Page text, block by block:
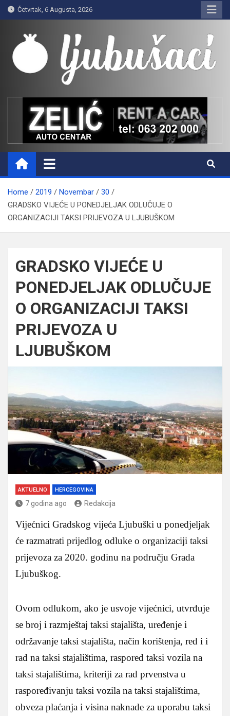
Skip
to
content
Četvrtak, 6 Augusta, 2026
Ljubušaci
Svom voljenom gradu
Home 2019 Novembar
30
GRADSKO VIJEĆE U PONEDJELJAK ODLUČUJE O
ORGANIZACIJI TAKSI PRIJEVOZA U LJUBUŠKOM
GRADSKO VIJEĆE U
PONEDJELJAK ODLUČUJE
O ORGANIZACIJI TAKSI
PRIJEVOZA U
LJUBUŠKOM
AKTUELNO HERCEGOVINA
7 godina ago Redakcija
Vijećnici Gradskog vijeća Ljubuški u ponedjeljak
će razmatrati prijedlog odluke o organizaciji taksi
prijevoza za 2020. godinu na području Grada
Ljubuškog.
Ovom odlukom, ako je usvoje vijećnici, utvrđuje
se broj i razmještaj taksi stajališta, uređenje i
održavanje taksi stajališta, način korištenja, red i i
rad na taksi stajalištima, raspored taksi vozila na
taksi stajalištima, kriteriji za rad prvenstva u
raspoređivanju taksi vozila na taksi stajalištima,
obveza plaćanja i visina naknade za uporabu taksi